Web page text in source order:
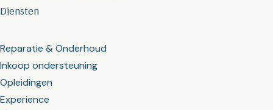
Diensten
Reparatie & Onderhoud
Inkoop ondersteuning
Opleidingen
Experience